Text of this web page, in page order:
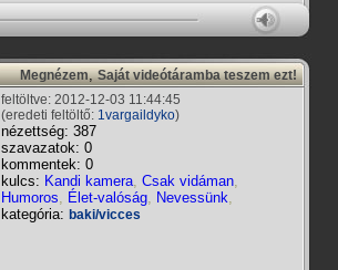
Megnézem,Saját videótáramba teszem ezt!
feltöltve: 2012-12-03 11:44:45
(eredeti feltöltő: 1vargaildyko)
nézettség: 387
szavazatok: 0
kommentek: 0
kulcs: Kandi kamera, Csak vidáman,
Humoros, Élet-valóság, Nevessünk,
kategória: baki/vicces